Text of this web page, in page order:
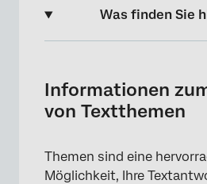
Was finden Sie
Themen aus
Erstellen von Abfragen
Empfohlene Themen
Informationen
von Textthemen
Themen sind eine
Möglichkeit, Ihre